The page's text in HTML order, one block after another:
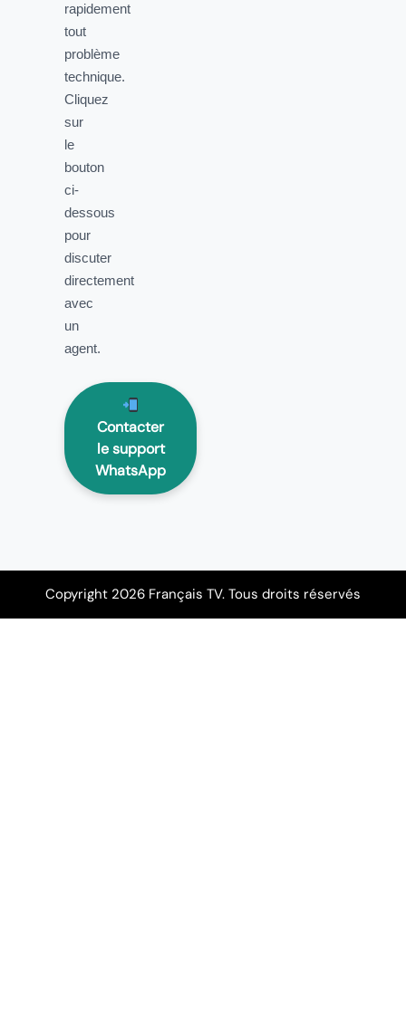
rapidement
tout
problème
technique.
Cliquez
sur
le
bouton
ci-
dessous
pour
discuter
directement
avec
un
agent.
Contacter
le support
WhatsApp
Copyright 2026 Français TV. Tous droits réservés